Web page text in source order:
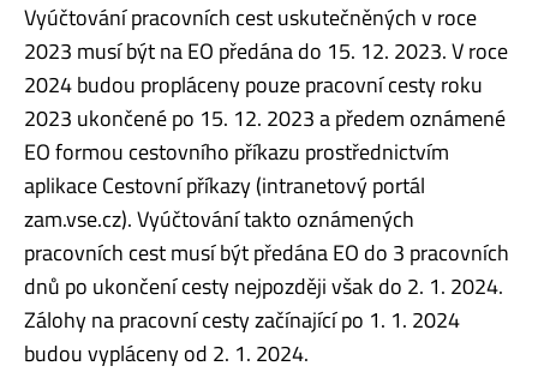
Vyúčtování pracovních cest uskutečněných v roce
2023 musí být na EO předána do 15. 12. 2023. V roce
2024 budou propláceny pouze pracovní cesty roku
2023 ukončené po 15. 12. 2023 a předem oznámené
EO formou cestovního příkazu prostřednictvím
aplikace Cestovní příkazy (intranetový portál
zam.vse.cz). Vyúčtování takto oznámených
pracovních cest musí být předána EO do 3 pracovních
dnů po ukončení cesty nejpozději však do 2. 1. 2024.
Zálohy na pracovní cesty začínající po 1. 1. 2024
budou vypláceny od 2. 1. 2024.